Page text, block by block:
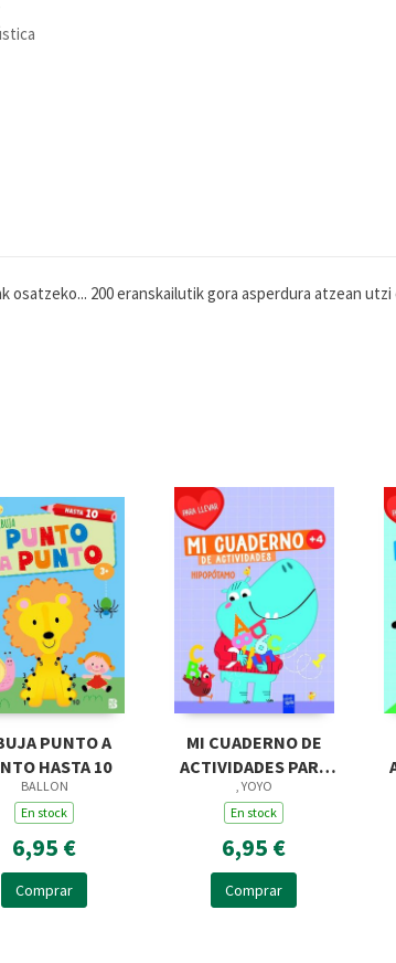
200 eranskailutik gora asperdura atzean
PUNTO A
HASTA 10
BALLON
En stock
6,95 €
Comprar
MI CUADERNO DE
ACTIVIDADES PARA
LLEVAR.
HIPOPÓTAMO
, YOYO
En stock
6,95 €
Comprar